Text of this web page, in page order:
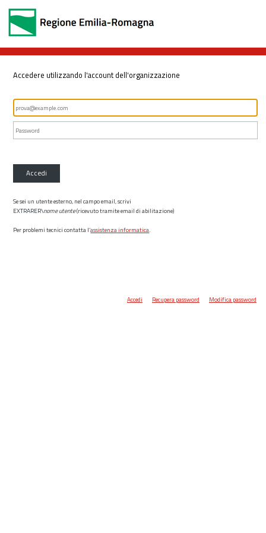
Accedere utilizzando l'account dell'organizzazione
Accedi
Se sei un utente esterno, nel campo email, scrivi
EXTRARER\nome utente(ricevuto tramite email di abilitazione)
Per problemi tecnici contatta l’assistenza informatica.
Accedi Recupera password Modifica password